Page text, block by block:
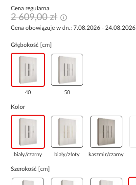
Cena regularna
2 609,00 zł
Cena obowiązuje w dn.: 7.08.2026 - 24.08.2026
Głębokość [cm]
40 50
Kolor
biały/czarny biały/złoty kaszmir/czarny
Szerokość [cm]